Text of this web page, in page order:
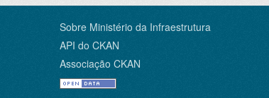
Sobre Ministério da Infraestrutura
API do CKAN
Associação CKAN